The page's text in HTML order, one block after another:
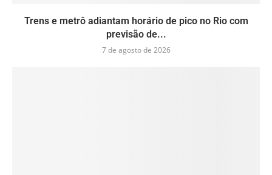
Trens e metrô adiantam horário de pico no Rio com
previsão de...
7 de agosto de 2026